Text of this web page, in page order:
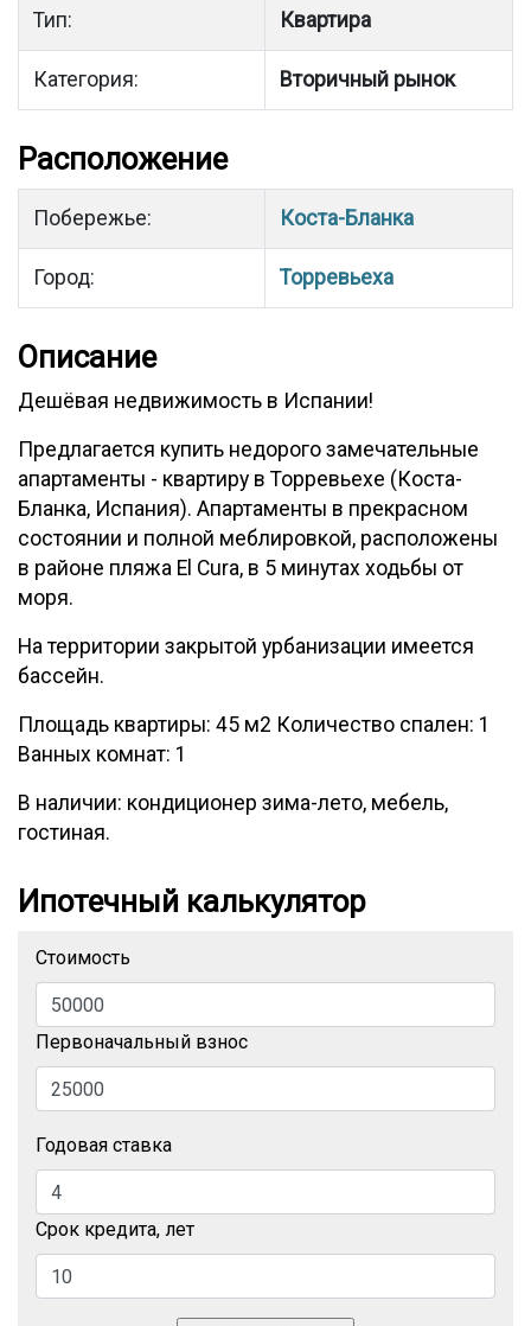
Тип: Квартира
Категория: Вторичный рынок
Расположение
Побережье: Коста-Бланка
Город: Торревьеха
Описание
Дешёвая недвижимость в Испании!
Предлагается купить недорого замечательные
апартаменты - квартиру в Торревьехе (Коста-
Бланка, Испания). Апартаменты в прекрасном
состоянии и полной меблировкой, расположены
в районе пляжа El Cura, в 5 минутах ходьбы от
моря.
На территории закрытой урбанизации имеется
бассейн.
Площадь квартиры: 45 м2 Количество спален: 1
Ванных комнат: 1
В наличии: кондиционер зима-лето, мебель,
гостиная.
Ипотечный калькулятор
Стоимость
Первоначальный взнос
Годовая ставка
Срок кредита, лет